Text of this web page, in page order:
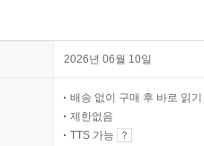
2026년 06월 10일
배송 없이 구매 후 바로 읽기
제한없음
TTS 가능